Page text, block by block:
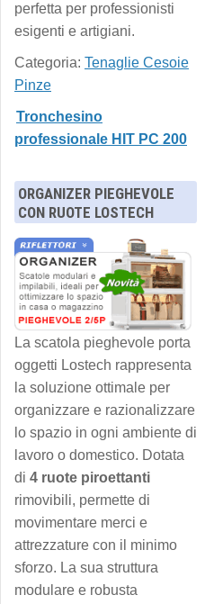
perfetta per professionisti
esigenti e artigiani.
Categoria: Tenaglie Cesoie
Pinze
Tronchesino
professionale HIT PC 200
ORGANIZER PIEGHEVOLE
CON RUOTE LOSTECH
La scatola pieghevole porta
oggetti Lostech rappresenta
la soluzione ottimale per
organizzare e razionalizzare
lo spazio in ogni ambiente di
lavoro o domestico. Dotata
di 4 ruote piroettanti
rimovibili, permette di
movimentare merci e
attrezzature con il minimo
sforzo. La sua struttura
modulare e robusta